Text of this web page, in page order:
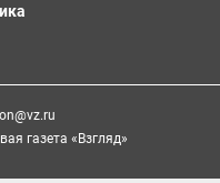
газета «Взгляд»